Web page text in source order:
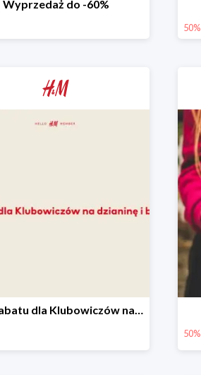
Wyprzedaż do -60%
50%
20% rabatu dla Klubowiczów na dzianinę i bluzy
50%